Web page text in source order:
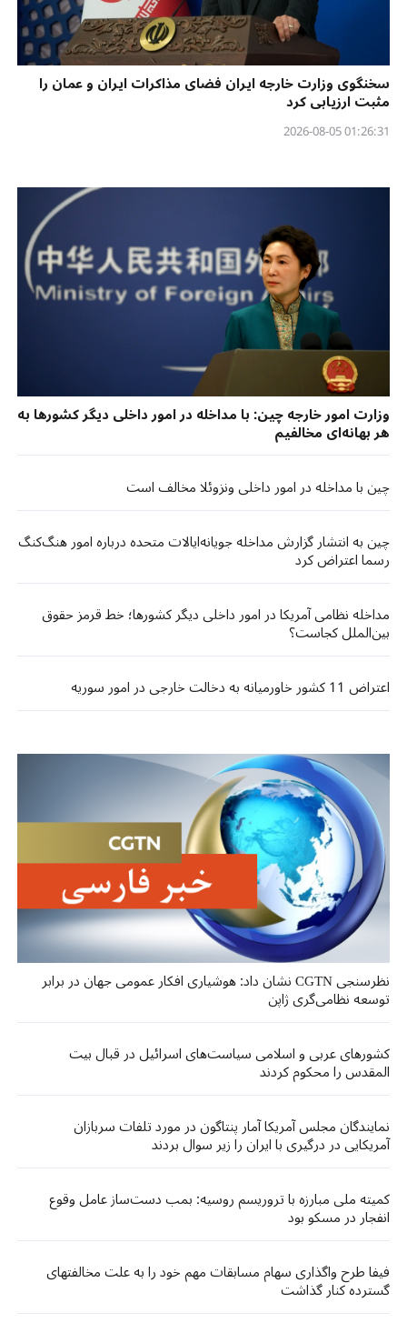
سخنگوی وزارت خارجه ایران فضای مذاکرات ایران و عمان را
مثبت ارزیابی کرد
01:26:31 2026-08-05
وزارت امور خارجه چین: با مداخله در امور داخلی دیگر کشورها به
هر بهانه‌ای مخالفیم
چین با مداخله در امور داخلی ونزوئلا مخالف است
چین به انتشار گزارش مداخله جویانه‌ایالات متحده درباره امور هنگ‌کنگ
رسما اعتراض کرد
مداخله نظامی آمریکا در امور داخلی دیگر کشورها؛ خط قرمز حقوق
بین‌الملل کجاست؟
اعتراض 11 کشور خاورمیانه به دخالت خارجی در امور سوریه
نظرسنجی CGTN نشان داد: هوشیاری افکار عمومی جهان در برابر
توسعه نظامی‌گری ژاپن
کشورهای عربی و اسلامی سیاست‌های اسرائیل در قبال بیت
المقدس را محکوم کردند
نمایندگان مجلس آمریکا آمار پنتاگون در مورد تلفات سربازان
آمریکایی در درگیری با ایران را زیر سوال بردند
کمیته ملی مبارزه با تروریسم روسیه: بمب دست‌ساز عامل وقوع
انفجار در مسکو بود
فیفا طرح واگذاری سهام مسابقات مهم خود را به علت مخالفتهای
گسترده کنار گذاشت